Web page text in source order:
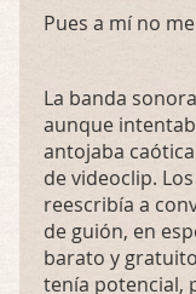
Pues a mí no
La banda
aunque
antojaba
de videoclip.
reescribía a
de guión, en
barato y
tenía potencial,